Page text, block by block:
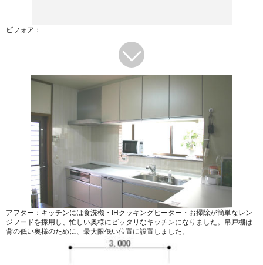
ビフォア：
アフター：キッチンには食洗機・IHクッキングヒーター・お掃除が簡単なレン
ジフードを採用し、忙しい奥様にピッタリなキッチンになりました。吊戸棚は
背の低い奥様のために、最大限低い位置に設置しました。